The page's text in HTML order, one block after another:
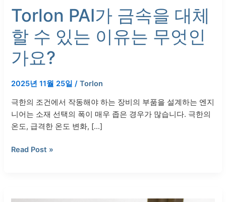
Torlon PAI가 금속을 대체
할 수 있는 이유는 무엇인
가요?
2025년 11월 25일/Torlon
극한의 조건에서 작동해야 하는 장비의 부품을 설계하는 엔지
니어는 소재 선택의 폭이 매우 좁은 경우가 많습니다. 극한의
온도, 급격한 온도 변화, […]
는
유
는
무
인
요?
Read Post »